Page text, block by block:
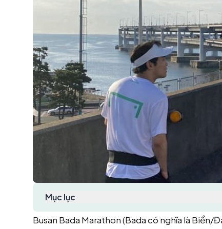
Mục lục
Busan Bada Marathon (Bada có nghĩa là